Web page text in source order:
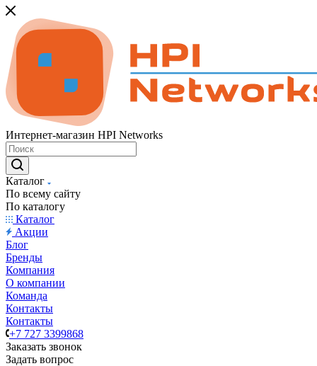
Интернет-магазин HPI Networks
Каталог
По всему сайту
По каталогу
Каталог
Акции
Блог
Бренды
Компания
О компании
Команда
Контакты
Контакты
+7 727 3399868
Заказать звонок
Задать вопрос